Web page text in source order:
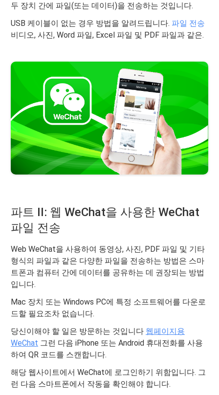
두 장치 간에 파일(또는 데이터)을 전송하는 것입니다.
USB 케이블이 없는 경우 방법을 알려드립니다. 파일 전송
비디오, 사진, Word 파일, Excel 파일 및 PDF 파일과 같은.
파트 II: 웹 WeChat을 사용한 WeChat
파일 전송
Web WeChat을 사용하여 동영상, 사진, PDF 파일 및 기타
형식의 파일과 같은 다양한 파일을 전송하는 방법은 스마
트폰과 컴퓨터 간에 데이터를 공유하는 데 권장되는 방법
입니다.
Mac 장치 또는 Windows PC에 특정 소프트웨어를 다운로
드할 필요조차 없습니다.
당신이해야 할 일은 방문하는 것입니다 웹페이지용
WeChat 그런 다음 iPhone 또는 Android 휴대전화를 사용
하여 QR 코드를 스캔합니다.
해당 웹사이트에서 WeChat에 로그인하기 위함입니다. 그
런 다음 스마트폰에서 작동을 확인해야 합니다.